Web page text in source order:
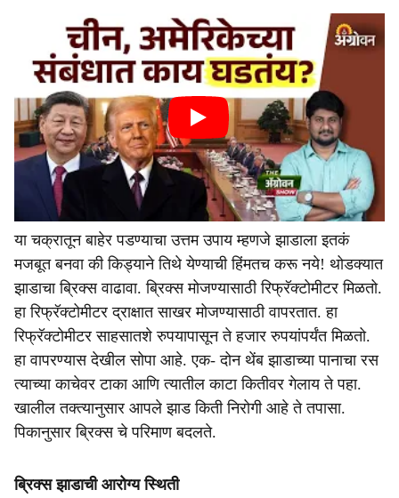
या चक्रातून बाहेर पडण्याचा उत्तम उपाय म्हणजे झाडाला इतकं
मजबूत बनवा की किड्याने तिथे येण्याची हिंमतच करू नये! थोडक्यात
झाडाचा ब्रिक्स वाढावा. ब्रिक्स मोजण्यासाठी रिफ्रॅक्टोमीटर मिळतो.
हा रिफ्रॅक्टोमीटर द्राक्षात साखर मोजण्यासाठी वापरतात. हा
रिफ्रॅक्टोमीटर साहसातशे रुपयापासून ते हजार रुपयांपर्यंत मिळतो.
हा वापरण्यास देखील सोपा आहे. एक- दोन थेंब झाडाच्या पानाचा रस
त्याच्या काचेवर टाका आणि त्यातील काटा कितीवर गेलाय ते पहा.
खालील तक्त्यानुसार आपले झाड किती निरोगी आहे ते तपासा.
पिकानुसार ब्रिक्स चे परिमाण बदलते.
ब्रिक्स झाडाची आरोग्य स्थिती